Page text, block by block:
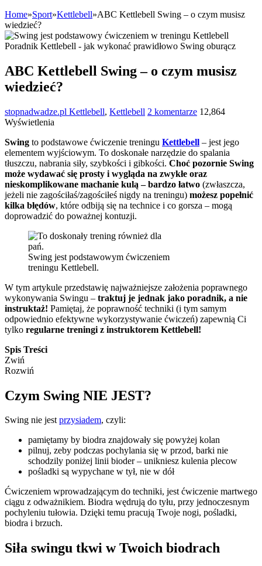
Home»Sport»Kettlebell»ABC Kettlebell Swing – o czym musisz
wiedzieć?
Poradnik Kettlebell - jak wykonać prawidłowo Swing oburącz
ABC Kettlebell Swing – o czym musisz
wiedzieć?
stopnadwadze.pl Kettlebell, Kettlebell 2 komentarze 12,864
Wyświetlenia
Swing to podstawowe ćwiczenie treningu Kettlebell – jest jego
elementem wyjściowym. To doskonałe narzędzie do spalania
tłuszczu, nabrania siły, szybkości i gibkości. Choć pozornie Swing
może wydawać się prosty i wygląda na zwykłe oraz
nieskomplikowane machanie kulą – bardzo łatwo (zwłaszcza,
jeżeli nie zagościłaś/zagościłeś nigdy na treningu) możesz popełnić
kilka błędów, które odbiją się na technice i co gorsza – mogą
doprowadzić do poważnej kontuzji.
Swing jest podstawowym ćwiczeniem
treningu Kettlebell.
W tym artykule przedstawię najważniejsze założenia poprawnego
wykonywania Swingu – traktuj je jednak jako poradnik, a nie
instruktaż! Pamiętaj, że poprawność techniki (i tym samym
odpowiednio efektywne wykorzystywanie ćwiczeń) zapewnią Ci
tylko regularne treningi z instruktorem Kettlebell!
Spis Treści
Zwiń
Rozwiń
Czym Swing NIE JEST?
Swing nie jestprzysiadem, czyli:
pamiętamy by biodra znajdowały się powyżej kolan
pilnuj, zeby podczas pochylania się w przod, barki nie
schodzily poniżej linii bioder – unikniesz kulenia plecow
pośladki są wypychane w tył, nie w dół
Ćwiczeniem wprowadzającym do techniki, jest ćwiczenie martwego
ciągu z odważnikiem. Biodra wędrują do tyłu, przy jednoczesnym
pochyleniu tułowia. Dzięki temu pracują Twoje nogi, pośladki,
biodra i brzuch.
Siła swingu tkwi w Twoich biodrach